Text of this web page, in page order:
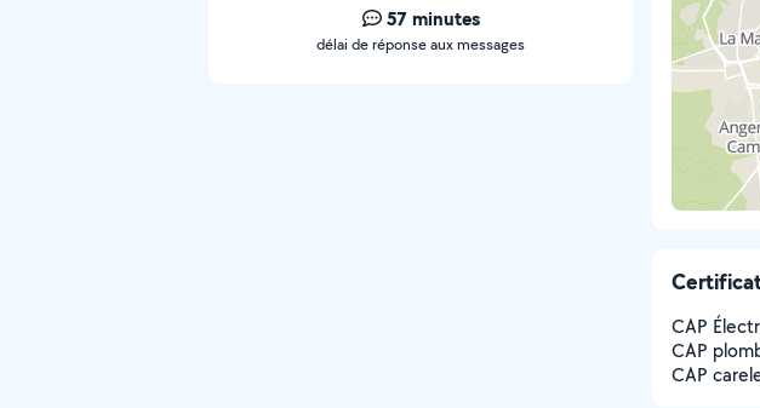
57 minutes
délai de réponse aux messages
CAP
CAP
CAP